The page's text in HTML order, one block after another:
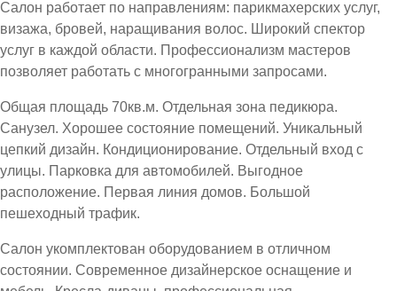
Салон работает по направлениям: парикмахерских услуг,
визажа, бровей, наращивания волос. Широкий спектор
услуг в каждой области. Профессионализм мастеров
позволяет работать с многогранными запросами.
Общая площадь 70кв.м. Отдельная зона педикюра.
Санузел. Хорошее состояние помещений. Уникальный
цепкий дизайн. Кондиционирование. Отдельный вход с
улицы. Парковка для автомобилей. Выгодное
расположение. Первая линия домов. Большой
пешеходный трафик.
Салон укомплектован оборудованием в отличном
состоянии. Современное дизайнерское оснащение и